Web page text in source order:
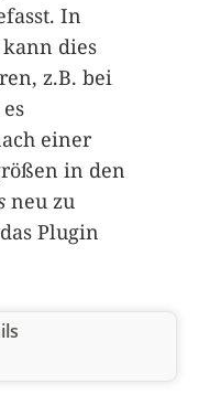
In
dies
z.B. bei
einer
in den
neu zu
Plugin